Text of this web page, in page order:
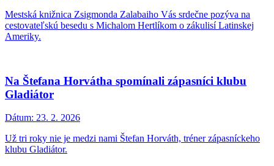
Mestská knižnica Zsigmonda Zalabaiho Vás srdečne pozýva na
cestovateľskú besedu s Michalom Hertlíkom o zákulisí Latinskej
Ameriky.
Na Štefana Horvátha spomínali zápasníci klubu
Gladiátor
Dátum: 23. 2. 2026
Už tri roky nie je medzi nami Štefan Horváth, tréner zápasníckeho
klubu Gladiátor.